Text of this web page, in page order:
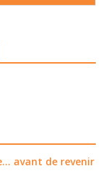
avant de revenir